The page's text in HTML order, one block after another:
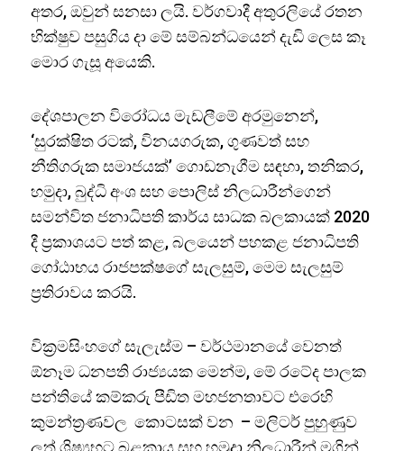
අතර, ඔවුන් සනසා ලයි. වර්ගවාදී අතුරලියේ රතන
භික්ෂුව පසුගිය දා මේ සම්බන්ධයෙන් දැඩි ලෙස කෑ
මොර ගැසූ අයෙකි.
දේශපාලන විරෝධය මැඩලීමේ අරමුනෙන්,
‘සුරක්ෂිත රටක්, විනයගරුක, ගුණවත් සහ
නීතිගරුක සමාජයක්’ ගොඩනැගීම සඳහා, තනිකර,
හමුදා, බුද්ධි අංශ සහ පොලිස් නිලධාරීන්ගෙන්
සමන්විත ජනාධිපති කාර්ය සාධක බලකායක් 2020
දී ප්‍රකාශයට පත් කළ, බලයෙන් පහකළ ජනාධිපති
ගෝඨාභය රාජපක්ෂගේ සැලසුම්, මෙම සැලසුම්
ප්‍රතිරාවය කරයි.
වික්‍රමසිංහගේ සැලැස්ම – වර්ථමානයේ වෙනත්
ඕනෑම ධනපති රාජ්‍යයක මෙන්ම, මේ රටේද පාලක
පන්තියේ කම්කරු පීඩිත මහජනතාවට එරෙහි
කුමන්ත්‍රණවල කොටසක් වන – මලිටර් පුහුණුව
ලත් ශිෂ්‍යභට බළකාය සහ හමුදා නිලධාරීන් මගින්,